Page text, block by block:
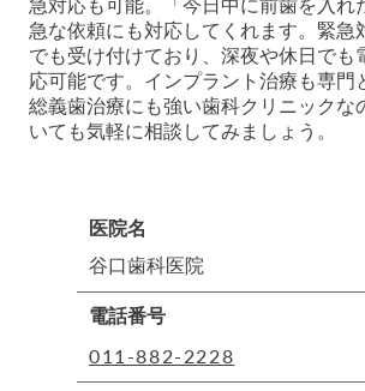
急対応も可能。「今日中に前歯を入れ
急な依頼にも対応してくれます。緊急
でも受け付けており、深夜や休日でも
応可能です。インプラント治療も専門
総義歯治療にも強い歯科クリニックな
いても気軽に相談してみましょう。
医院名
谷口歯科医院
電話番号
011-882-2228